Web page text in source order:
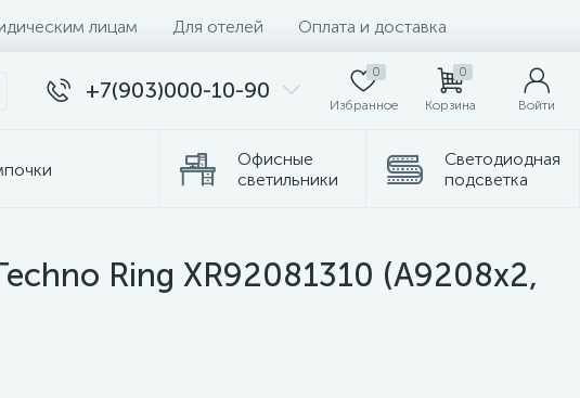
лицам Для отелей Оплата и доставка
+7(903)000-10-90
0
Избранное
0
Корзина Войти
Офисные
светильники
Светодиодная
подсветка
Ring XR92081310 (A9208x2,